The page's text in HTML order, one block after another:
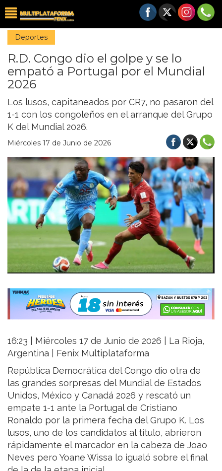
Deportes
R.D. Congo dio el golpe y se lo
empató a Portugal por el Mundial
2026
Los lusos, capitaneados por CR7, no pasaron del
1-1 con los congoleños en el arranque del Grupo
K del Mundial 2026.
Miércoles 17 de Junio de 2026
16:23 | Miércoles 17 de Junio de 2026 | La Rioja,
Argentina | Fenix Multiplataforma
República Democrática del Congo dio otra de
las grandes sorpresas del Mundial de Estados
Unidos, México y Canadá 2026 y rescató un
empate 1-1 ante la Portugal de Cristiano
Ronaldo por la primera fecha del Grupo K. Los
lusos, uno de los candidatos al título, abrieron
rápidamente el marcador en la cabeza de Joao
Neves pero Yoane Wissa lo igualó sobre el final